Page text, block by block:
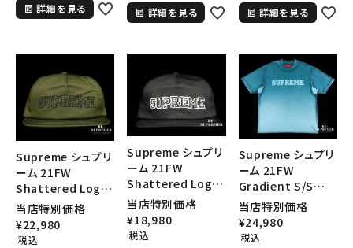
詳細を見る 詳細を見る 詳細を見る
Supreme シュプリ
ーム 21FW
Shattered Logo
5Panel Cap シャッ
タードロゴ5パネル
キャップ 帽子 オリ
当店特別価格
¥22,980
税込
Supreme シュプリ
ーム 21FW
Shattered Logo
5Panel Cap シャッ
タードロゴ5パネル
キャップ 帽子 ブラッ
当店特別価格
¥18,980
税込
Supreme シュプリ
ーム 21FW
Gradient S/S
Top Teeグラディ
エントショートスリ
ーブトップTシャツ
当店特別価格
¥24,980
税込